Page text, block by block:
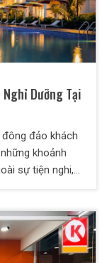
Nghỉ Dưỡng Tại
đảo khách
khoảnh
sự tiện nghi,
nghiệp sẽ giúp
resort – khu